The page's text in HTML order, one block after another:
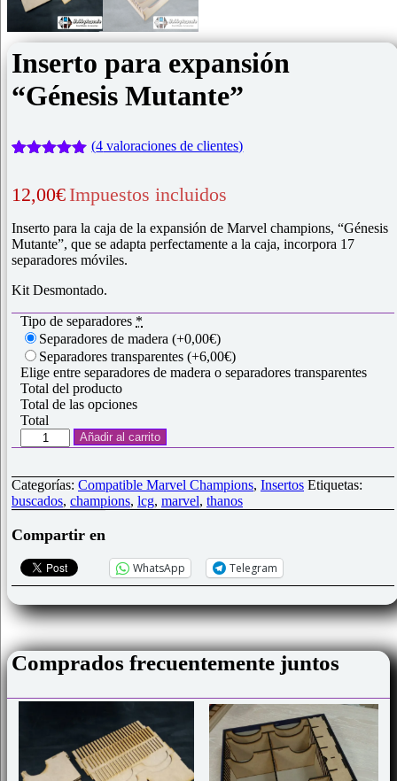
Inserto para expansión
“Génesis Mutante”
5 en base
valoraciones
de clientes
(4 valoraciones de clientes)
12,00€ Impuestos incluidos
Inserto para la caja de la expansión de Marvel champions, “Génesis
Mutante”, que se adapta perfectamente a la caja, incorpora 17
separadores móviles.
Kit Desmontado.
Tipo de separadores *
Separadores de madera (+0,00€)
Separadores transparentes (+6,00€)
Elige entre separadores de madera o separadores transparentes
Total del producto
Total de las opciones
Total
Inserto
para
"Génesis
Mutante"
cantidad
Añadir al carrito
Categorías: Compatible Marvel Champions, Insertos Etiquetas:
buscados, champions, lcg, marvel, thanos
Compartir en
WhatsApp Telegram
Comprados frecuentemente juntos